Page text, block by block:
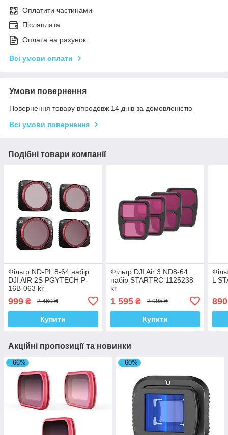
Оплатити частинами
Післяплата
Оплата на рахунок
Всі умови оплати
Умови повернення
Повернення товару впродовж 14 днів за домовленістю
Всі умови повернення
Подібні товари компанії
Фільтр ND-PL 8-64 набір
DJI AIR 2S PGYTECH P-
16B-063 kr
999 ₴ 2 460 ₴
Купити
Фільтр DJI Air 3 ND8-64
набір STARTRC 1125238
kr
1 595₴ 2 095 ₴
Купити
L
890
Акційні пропозиції та новинки
–66% –60%